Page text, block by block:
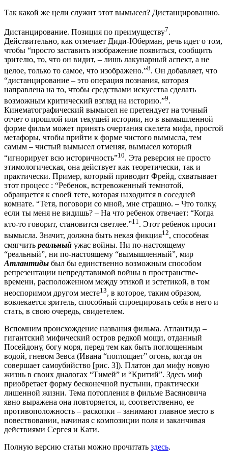
Так какой же цели служит этот вымысел? Дистанцированию.
Дистанцирование. Позиция по преимуществу7.
Действительно, как отмечает Диди-Юберман, речь идет о том,
чтобы “просто заставить изображение появиться, сообщить
зрителю, то, что он видит, – лишь лакунарный аспект, а не
целое, только то самое, что изображено.”8. Он добавляет, что
“дистанцирование – это операция познания, которая
направлена на то, чтобы средствами искусства сделать
возможным критический взгляд на историю.”9.
Кинематографический вымысел не претендует на точный
отчет о прошлой или текущей истории, но в вымышленной
форме фильм может принять очертания скелета мифа, простой
метафоры, чтобы прийти к форме чистого вымысла, тем
самым – чистый вымысел отменяя, вымысел который
“игнорирует всю историчность”10. Эта реверсия не просто
этимологическая, она действует как теоретически, так и
практически. Пример, который приводит Фрейд, схватывает
этот процесс : “Ребенок, встревоженный темнотой,
обращается к своей тете, которая находится в соседней
комнате. “Тетя, поговори со мной, мне страшно. – Что толку,
если ты меня не видишь? – На что ребенок отвечает: “Когда
кто-то говорит, становится светлее.”11. Этот ребенок просит
вымысла. Значит, должна быть некая фикция12, способная
смягчить реальный ужас войны. Ни по-настоящему
“реальный”, ни по-настоящему “вымышленный”, мир
Атлантиды был бы единственно возможным способом
репрезентации непредставимой войны в пространстве-
времени, расположенном между этикой и эстетикой, в том
неоспоримом другом месте13, в которое, таким образом,
вовлекается зритель, способный спроецировать себя в него и
стать, в свою очередь, свидетелем.
Вспомним происхождение названия фильма. Атлантида –
гигантский мифический остров редкой мощи, отданный
Посейдону, богу моря, перед тем как быть поглощенным
водой, гневом Зевса (Ивана “поглощает” огонь, когда он
совершает самоубийство [рис. 3]). Платон дал мифу новую
жизнь в своих диалогах “Тимей” и “Критий”. Здесь миф
приобретает форму бесконечной пустыни, практически
лишенной жизни. Тема потопления в фильме Васяновича
явно выражена она повторяется, и, соответственно, ее
противоположность – раскопки – занимают главное место в
повествовании, начиная с композиции поля и заканчивая
действиями Сергея и Кати.
Полную версию статьи можно прочитать здесь.